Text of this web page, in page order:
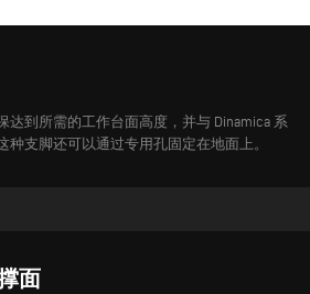
达到所需的工作台面高度，并与 Dinamica 系
种支脚还可以通过专用孔固定在地面上。
面